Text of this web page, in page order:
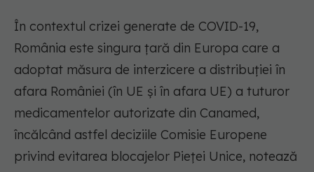
În contextul crizei generate de COVID-19,
România este singura țară din Europa care a
adoptat măsura de interzicere a distribuției în
afara României (în UE și în afara UE) a tuturor
medicamentelor autorizate din Canamed,
încălcând astfel deciziile Comisie Europene
privind evitarea blocajelor Pieței Unice, notează